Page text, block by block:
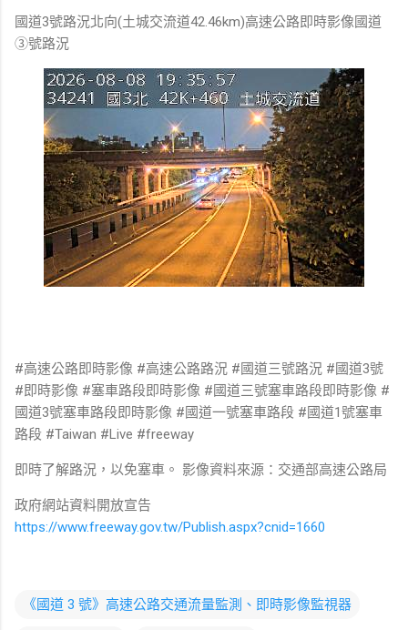
國道3號路況北向(土城交流道42.46km)高速公路即時影像國道
③號路況
#高速公路即時影像 #高速公路路況 #國道三號路況 #國道3號
#即時影像 #塞車路段即時影像 #國道三號塞車路段即時影像 #
國道3號塞車路段即時影像 #國道一號塞車路段 #國道1號塞車
路段 #Taiwan #Live #freeway
即時了解路況，以免塞車。 影像資料來源：交通部高速公路局
政府網站資料開放宣告
https://www.freeway.gov.tw/Publish.aspx?cnid=1660
《國道 3 號》高速公路交通流量監測、即時影像監視器